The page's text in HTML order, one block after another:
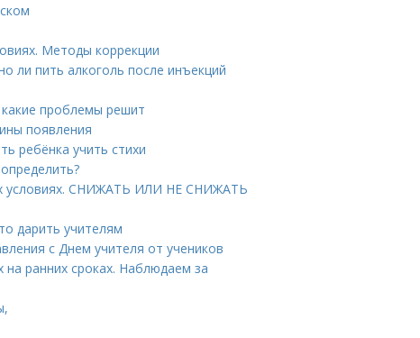
Методы коррекции
ли пить алкоголь после инъекций
проблемы решит
появления
ребёнка учить стихи
условиях. СНИЖАТЬ ИЛИ НЕ СНИЖАТЬ
дарить учителям
с Днем учителя от учеников
ранних сроках. Наблюдаем за